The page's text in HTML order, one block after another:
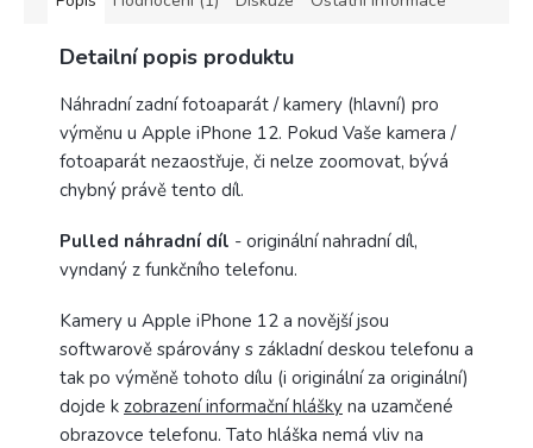
Detailní popis produktu
Náhradní zadní fotoaparát / kamery (hlavní) pro
výměnu u Apple iPhone 12. Pokud Vaše kamera /
fotoaparát nezaostřuje, či nelze zoomovat, bývá
chybný právě tento díl.
Pulled náhradní díl - originální nahradní díl,
vyndaný z funkčního telefonu.
Kamery u Apple iPhone 12 a novější jsou
softwarově spárovány s základní deskou telefonu a
tak po výměně tohoto dílu (i originální za originální)
dojde k zobrazení informační hlášky na uzamčené
obrazovce telefonu. Tato hláška nemá vliv na